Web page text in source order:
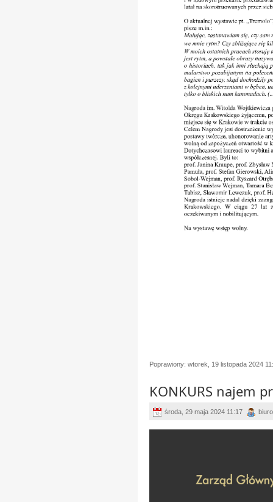
Poprawiony: wtorek, 19 listopada 2024
KONKURS najem
środa, 29 maja 2024 11:17 biuro